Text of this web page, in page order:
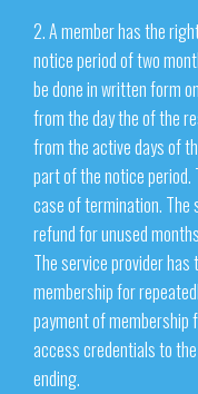
2. A member has the
notice period of two
be done in written form
from the day the of the
from the active days of
part of the notice period.
case of termination. The
refund for unused
The service provider
membership for
payment of
access credentials to
ending.